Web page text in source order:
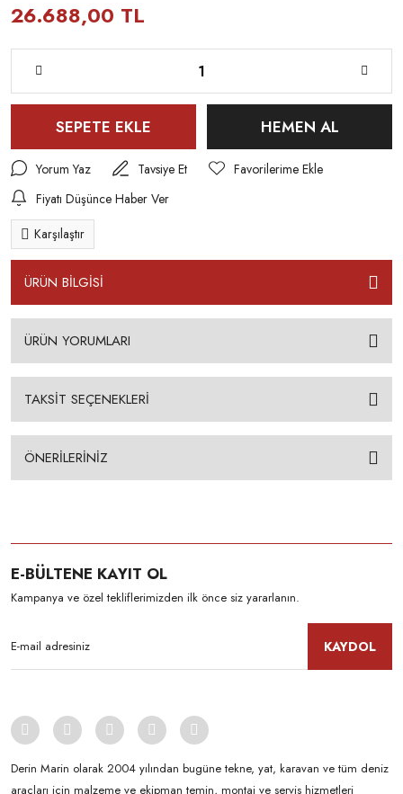
26.688,00 TL
SEPETE EKLE HEMEN AL
Yorum Yaz
Tavsiye Et
Fiyatı Düşünce Haber Ver
Karşılaştır
ÜRÜN BİLGİSİ
ÜRÜN YORUMLARI
TAKSİT SEÇENEKLERİ
ÖNERİLERİNİZ
E-BÜLTENE KAYIT OL
Kampanya ve özel tekliflerimizden ilk önce siz yararlanın.
KAYDOL
Derin Marin olarak 2004 yılından bugüne tekne, yat, karavan ve tüm deniz
araçları için malzeme ve ekipman temin, montaj ve servis hizmetleri